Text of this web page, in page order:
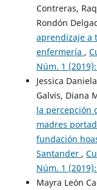
Contreras,
Rondón
aprendizaje a
enfermería ,
Núm. 1
Jessica
Galvis, Diana
la percepción
madres
fundación
Santander ,
Núm. 1
Mayra León